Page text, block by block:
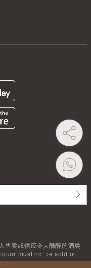
售卖或供应令人醺醉的酒类
must not be sold or